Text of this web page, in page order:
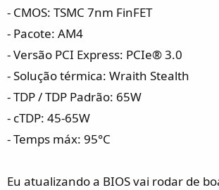
- CMOS: TSMC 7nm FinFET
- Pacote: AM4
- Versão PCI Express: PCIe® 3.0
- Solução térmica: Wraith Stealth
- TDP / TDP Padrão: 65W
- cTDP: 45-65W
- Temps máx: 95°C
Eu atualizando a BIOS vai rodar de